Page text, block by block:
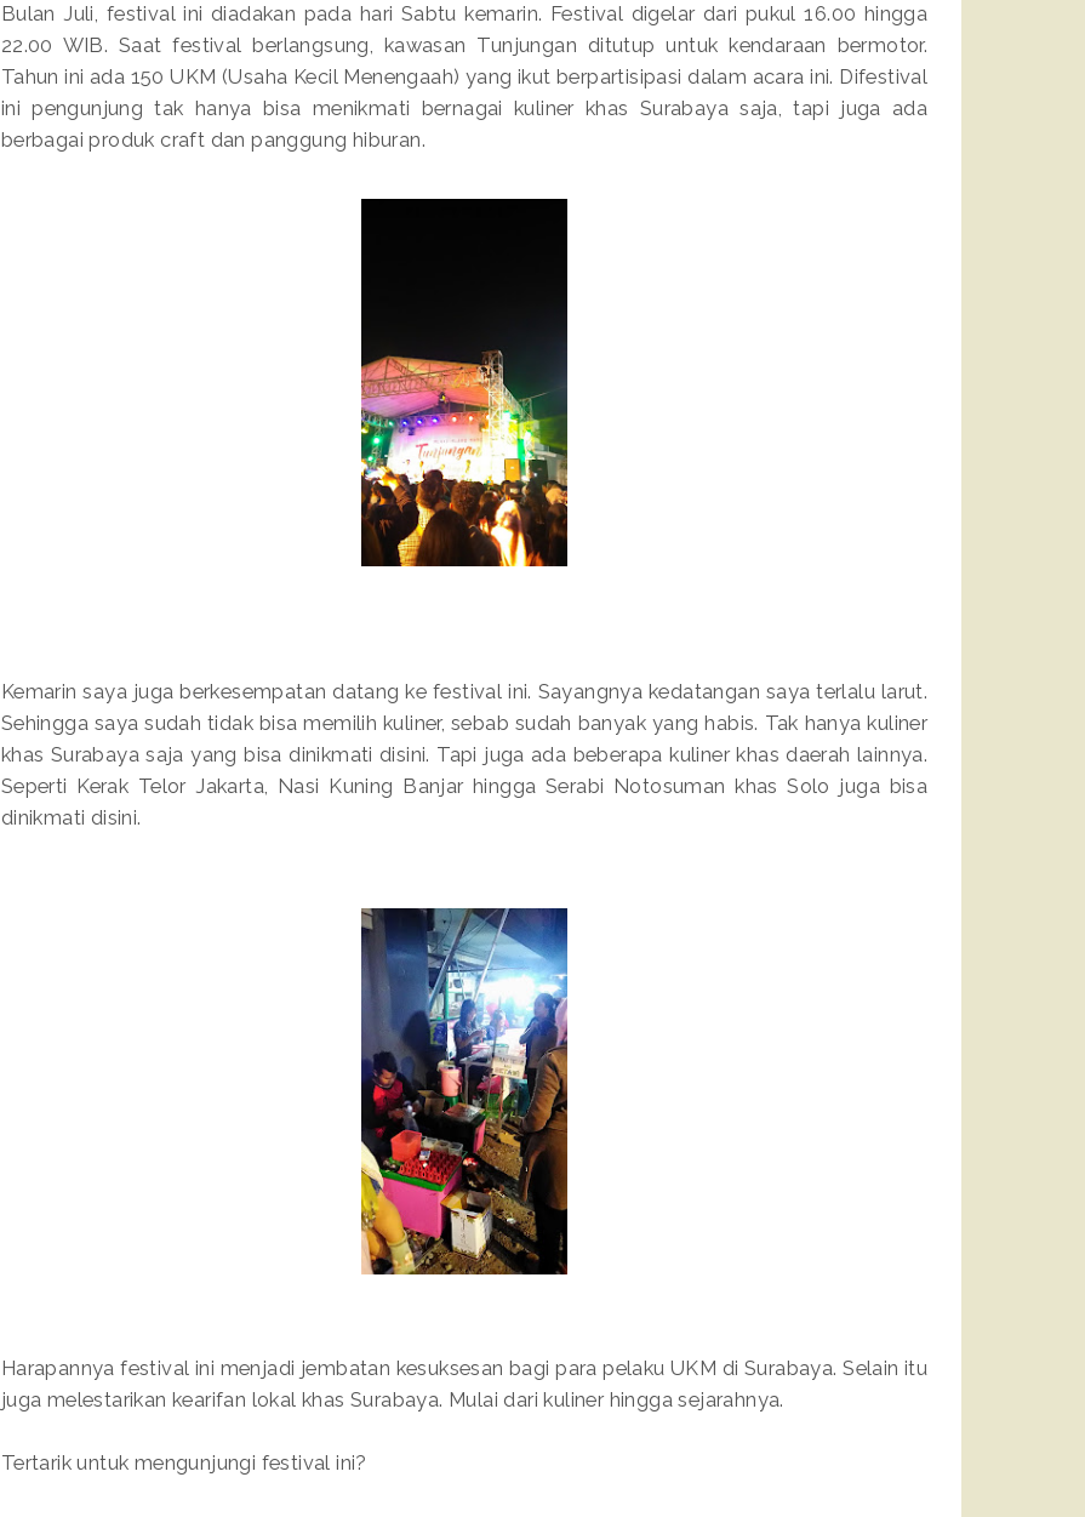
Bulan Juli, festival ini diadakan pada hari Sabtu kemarin. Festival digelar dari pukul 16.00 hingga
22.00 WIB. Saat festival berlangsung, kawasan Tunjungan ditutup untuk kendaraan bermotor.
Tahun ini ada 150 UKM (Usaha Kecil Menengaah) yang ikut berpartisipasi dalam acara ini. Difestival
ini pengunjung tak hanya bisa menikmati bernagai kuliner khas Surabaya saja, tapi juga ada
berbagai produk craft dan panggung hiburan.
Kemarin saya juga berkesempatan datang ke festival ini. Sayangnya kedatangan saya terlalu larut.
Sehingga saya sudah tidak bisa memilih kuliner, sebab sudah banyak yang habis. Tak hanya kuliner
khas Surabaya saja yang bisa dinikmati disini. Tapi juga ada beberapa kuliner khas daerah lainnya.
Seperti Kerak Telor Jakarta, Nasi Kuning Banjar hingga Serabi Notosuman khas Solo juga bisa
dinikmati disini.
Harapannya festival ini menjadi jembatan kesuksesan bagi para pelaku UKM di Surabaya. Selain itu
juga melestarikan kearifan lokal khas Surabaya. Mulai dari kuliner hingga sejarahnya.
Tertarik untuk mengunjungi festival ini?